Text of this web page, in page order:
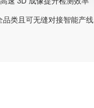
类且可无缝对接智能产线